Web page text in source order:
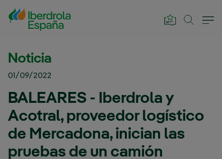
Saltar al contenido principal
Noticia
01/09/2022
BALEARES - Iberdrola y
Acotral, proveedor logístico
de Mercadona, inician las
pruebas de un camión